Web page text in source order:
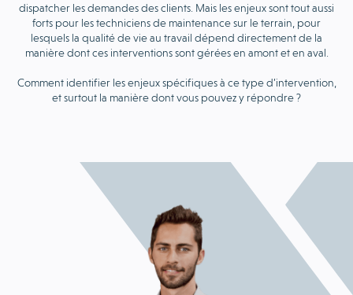
dispatcher les demandes des clients. Mais les enjeux sont tout aussi
forts pour les techniciens de maintenance sur le terrain, pour
lesquels la qualité de vie au travail dépend directement de la
manière dont ces interventions sont gérées en amont et en aval.
Comment identifier les enjeux spécifiques à ce type d’intervention,
et surtout la manière dont vous pouvez y répondre ?